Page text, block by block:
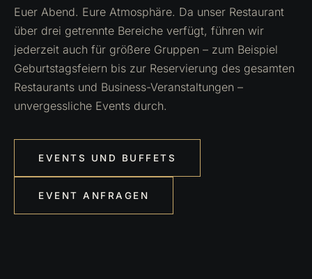
Euer Abend. Eure Atmosphäre. Da unser Restaurant
über drei getrennte Bereiche verfügt, führen wir
jederzeit auch für größere Gruppen – zum Beispiel
Geburtstagsfeiern bis zur Reservierung des gesamten
Restaurants und Business-Veranstaltungen –
unvergessliche Events durch.
EVENTS UND BUFFETS
EVENT ANFRAGEN